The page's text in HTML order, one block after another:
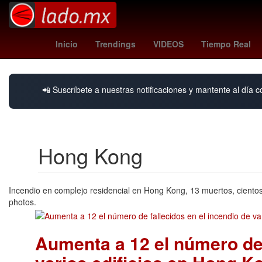
Inicio Trendings VIDEOS Tiempo Real
nsqk conciertos rhode Tráfico CDMX Carlos Espejel
📲 Suscríbete a nuestras notificaciones y mantente al día
Hong Kong
Incendio en complejo residencial en Hong Kong, 13 muertos,
photos.
Aumenta a 12 el número